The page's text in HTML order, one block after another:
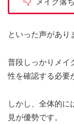
メイク落
といった声があり
普段しっかりメイ
性を確認する必要
しかし、全体的に
見が優勢です。